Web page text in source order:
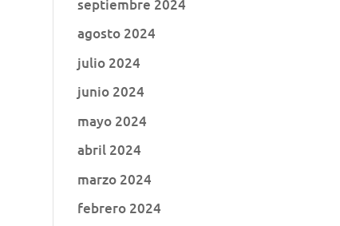
septiembre 2024
agosto 2024
julio 2024
junio 2024
mayo 2024
abril 2024
marzo 2024
febrero 2024